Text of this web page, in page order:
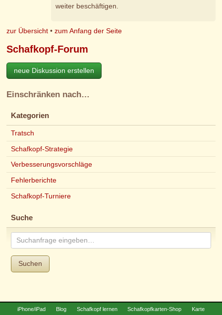
weiter beschäftigen.
zur Übersicht •zum Anfang der Seite
Schafkopf-Forum
neue Diskussion erstellen
Einschränken nach…
Kategorien
Tratsch
Schafkopf-Strategie
Verbesserungsvorschläge
Fehlerberichte
Schafkopf-Turniere
Suche
Suchen
iPhone/iPad Blog Schafkopf lernen Schafkopfkarten-Shop Karte